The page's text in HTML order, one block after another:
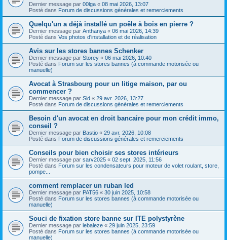
Dernier message par 00lga « 08 mai 2026, 13:07
Posté dans Forum de discussions générales et remerciements
Quelqu'un a déjà installé un poêle à bois en pierre ?
Dernier message par Anthanya « 06 mai 2026, 14:39
Posté dans Vos photos d'installation et de réalisation
Avis sur les stores bannes Schenker
Dernier message par Storey « 06 mai 2026, 10:40
Posté dans Forum sur les stores bannes (à commande motorisée ou
manuelle)
Avocat à Strasbourg pour un litige maison, par ou
commencer ?
Dernier message par Sid « 29 avr. 2026, 13:27
Posté dans Forum de discussions générales et remerciements
Besoin d'un avocat en droit bancaire pour mon crédit immo,
conseil ?
Dernier message par Bastio « 29 avr. 2026, 10:08
Posté dans Forum de discussions générales et remerciements
Conseils pour bien choisir ses stores intérieurs
Dernier message par sarv2025 « 02 sept. 2025, 11:56
Posté dans Forum sur les condensateurs pour moteur de volet roulant, store,
pompe...
comment remplacer un ruban led
Dernier message par PAT56 « 30 juin 2025, 10:58
Posté dans Forum sur les stores bannes (à commande motorisée ou
manuelle)
Souci de fixation store banne sur ITE polystyrène
Dernier message par lebaleze « 29 juin 2025, 23:59
Posté dans Forum sur les stores bannes (à commande motorisée ou
manuelle)